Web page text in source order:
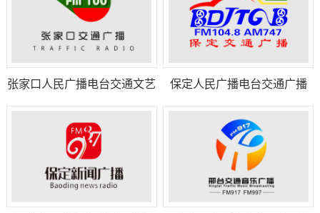
张家口人民广播电台交通文艺
保定人民广播电台交通广播